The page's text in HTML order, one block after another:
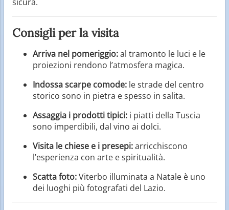
Consigli per la visita
Arriva nel pomeriggio:al tramonto le luci e le
proiezioni rendono l’atmosfera magica.
Indossa scarpe comode: le strade del centro
storico sono in pietra e spesso in salita.
Assaggia i prodotti tipici: i piatti della Tuscia
sono imperdibili, dal vino ai dolci.
Visita le chiese e i presepi:arricchiscono
l’esperienza con arte e spiritualità.
Scatta foto:Viterbo illuminata a Natale è uno
dei luoghi più fotografati del Lazio.